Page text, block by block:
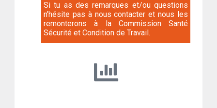
Si tu as des remarques et/ou questions
n’hésite pas à nous contacter et nous les
remonterons à la Commission Santé
Sécurité et Condition de Travail.